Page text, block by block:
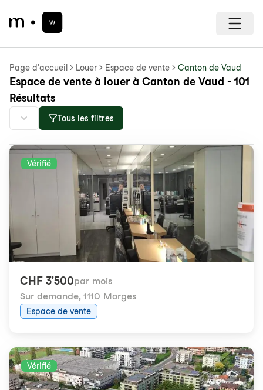
Page d'accueil Louer Espace de vente Canton de Vaud
Espace de vente à louer à Canton de Vaud - 101
Résultats
Tous les filtres
Vérifié
CHF 3'500par mois
Sur demande, 1110 Morges
Espace de vente
Vérifié